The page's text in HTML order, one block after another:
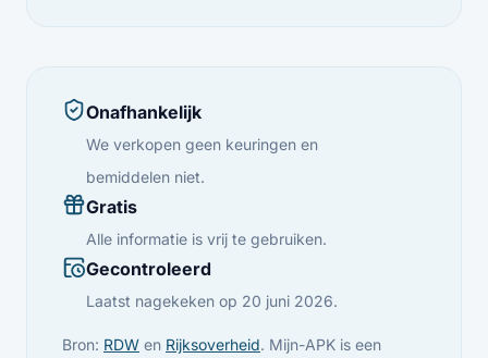
Onafhankelijk
We verkopen geen keuringen en
bemiddelen niet.
Gratis
Alle informatie is vrij te gebruiken.
Gecontroleerd
Laatst nagekeken op 20 juni 2026.
Bron: RDW en Rijksoverheid. Mijn-APK is een